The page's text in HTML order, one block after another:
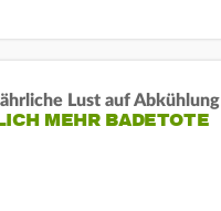
Lust auf Abkühlung
MEHR BADETOTE